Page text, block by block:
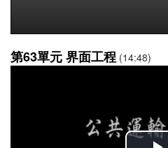
第63單元 界面工程 (14:48)